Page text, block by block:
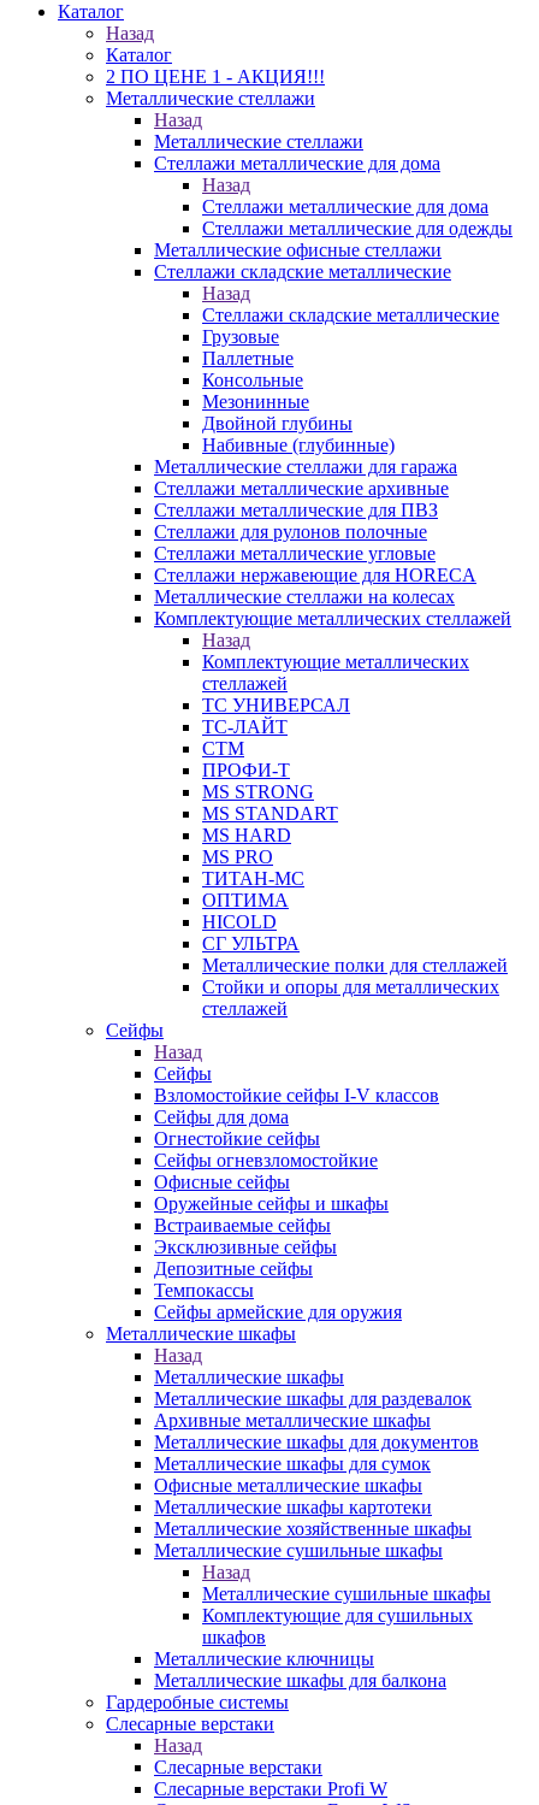
Каталог
Назад
Каталог
2 ПО ЦЕНЕ 1 - АКЦИЯ!!!
Металлические стеллажи
Назад
Металлические стеллажи
Стеллажи металлические для дома
Назад
Стеллажи металлические для дома
Стеллажи металлические для одежды
Металлические офисные стеллажи
Стеллажи складские металлические
Назад
Стеллажи складские металлические
Грузовые
Паллетные
Консольные
Мезонинные
Двойной глубины
Набивные (глубинные)
Металлические стеллажи для гаража
Стеллажи металлические архивные
Стеллажи металлические для ПВЗ
Стеллажи для рулонов полочные
Стеллажи металлические угловые
Стеллажи нержавеющие для HORECA
Металлические стеллажи на колесах
Комплектующие металлических стеллажей
Назад
Комплектующие металлических
стеллажей
ТС УНИВЕРСАЛ
ТС-ЛАЙТ
СТМ
ПРОФИ-Т
MS STRONG
MS STANDART
MS HARD
MS PRO
ТИТАН-МС
ОПТИМА
HICOLD
СГ УЛЬТРА
Металлические полки для стеллажей
Стойки и опоры для металлических
стеллажей
Сейфы
Назад
Сейфы
Взломостойкие сейфы I-V классов
Сейфы для дома
Огнестойкие сейфы
Сейфы огневзломостойкие
Офисные сейфы
Оружейные сейфы и шкафы
Встраиваемые сейфы
Эксклюзивные сейфы
Депозитные сейфы
Темпокассы
Сейфы армейские для оружия
Металлические шкафы
Назад
Металлические шкафы
Металлические шкафы для раздевалок
Архивные металлические шкафы
Металлические шкафы для документов
Металлические шкафы для сумок
Офисные металлические шкафы
Металлические шкафы картотеки
Металлические хозяйственные шкафы
Металлические сушильные шкафы
Назад
Металлические сушильные шкафы
Комплектующие для сушильных
шкафов
Металлические ключницы
Металлические шкафы для балкона
Гардеробные системы
Слесарные верстаки
Назад
Слесарные верстаки
Слесарные верстаки Profi W